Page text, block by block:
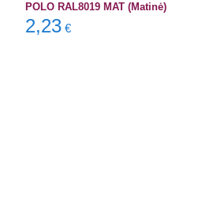
POLO RAL8019 MAT (Matinė)
2,23 €